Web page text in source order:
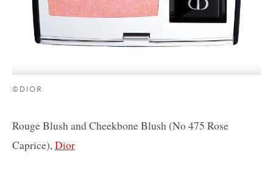
©DIOR
Rouge Blush and Cheekbone Blush (No 475 Rose
Caprice),Dior